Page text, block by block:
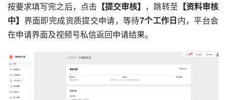
按要求填写完之后，点击 【提交审核】 ，跳转至 【资料审核
中】 界面即完成资质提交申请，等待7个工作日内，平台会
在申请界面及视频号私信返回申请结果。